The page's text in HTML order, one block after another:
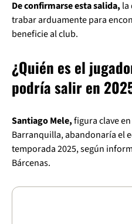
De confirmarse esta salida, la
trabar arduamente para
beneficie al club.
¿Quién es el
podría salir en
Santiago Mele,figura clave
Barranquilla, abandonaría el
temporada 2025, según
Bárcenas.